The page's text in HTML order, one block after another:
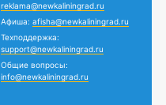
reklama@newkaliningrad.ru
Афиша: afisha@newkaliningrad.ru
Техподдержка:
support@newkaliningrad.ru
Общие вопросы:
info@newkaliningrad.ru